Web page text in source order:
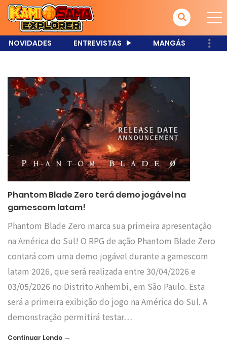
NOVIDADES ENTREVISTAS MANGÁS
Phantom Blade Zero terá demo jogável na
gamescom latam!
Phantom Blade Zero marca sua primeira apresentação
na América do Sul! O RPG de ação Phantom Blade Zero
contará com uma demo jogável durante a gamescom
latam 2026, que será realizada entre 30/04/2026 e
03/05/2026 no Distrito Anhembi, em São Paulo. Esta
será a primeira exibição do jogo na América do Sul. A
demonstração permitirá testar…
Continuar Lendo →